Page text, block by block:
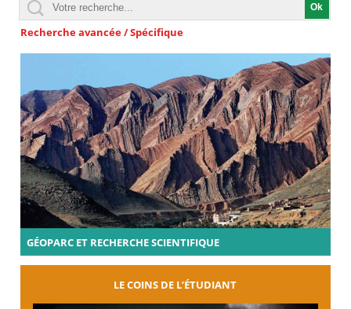
Recherche avancée / Spécifique
GÉOPARC ET RECHERCHE SCIENTIFIQUE
LE COINS DE L’ÉTUDIANT